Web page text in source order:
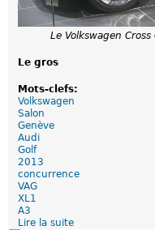
s
s
a
Le Volkswagen
Le gros
Mots-clefs:
Volkswagen
Salon
Genève
Audi
Golf
2013
concurrence
VAG
XL1
A3
Lire la suite